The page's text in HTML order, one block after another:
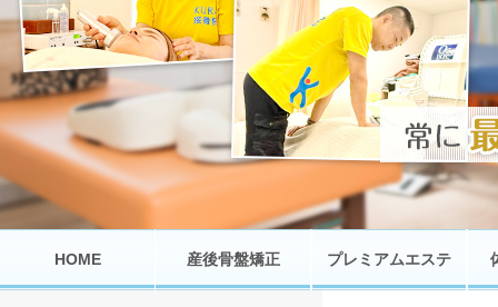
HOME 産後骨盤矯正 プレミアムエステ